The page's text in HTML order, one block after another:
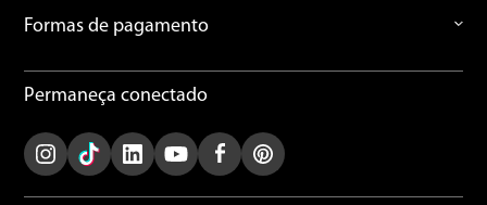
Formas de pagamento
Permaneça conectado